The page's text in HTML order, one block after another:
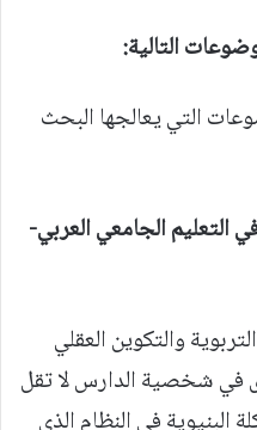
التالية:
التي يعالجها البحث
التعليم الجامعيالعربي-
والتكوين العقلي
في شخصية الدارس لا تقل